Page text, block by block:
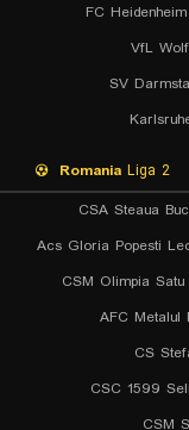
FC
VfL
SV
Romania Liga 2
CSA Steaua
Acs Gloria Popesti
CSM Olimpia
AFC Metalul
CS
CSC 1599
CSM